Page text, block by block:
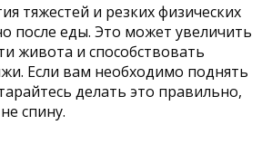
тяжестей и резких физических
после еды. Это может увеличить
живота и способствовать
Если вам необходимо поднять
делать это правильно,
спину.